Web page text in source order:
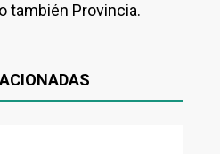
también Provincia.